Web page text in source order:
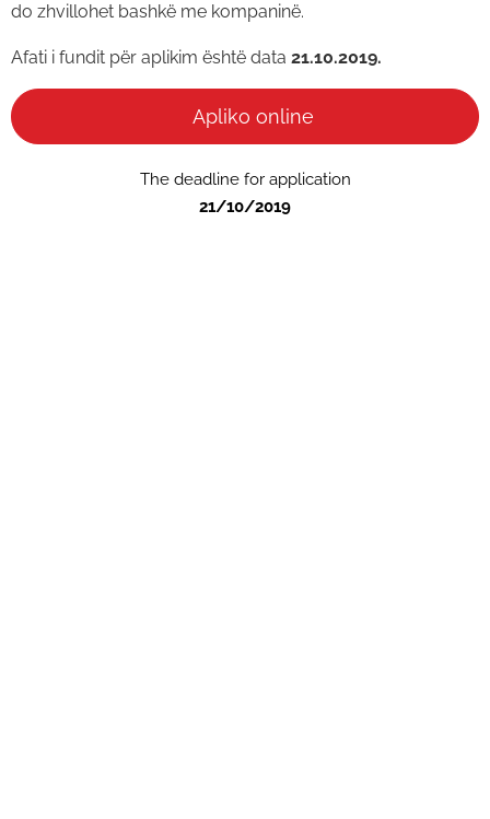
do zhvillohet bashkë me kompaninë.
Afati i fundit për aplikim është data 21.10.2019.
Apliko online
The deadline for application
21/10/2019